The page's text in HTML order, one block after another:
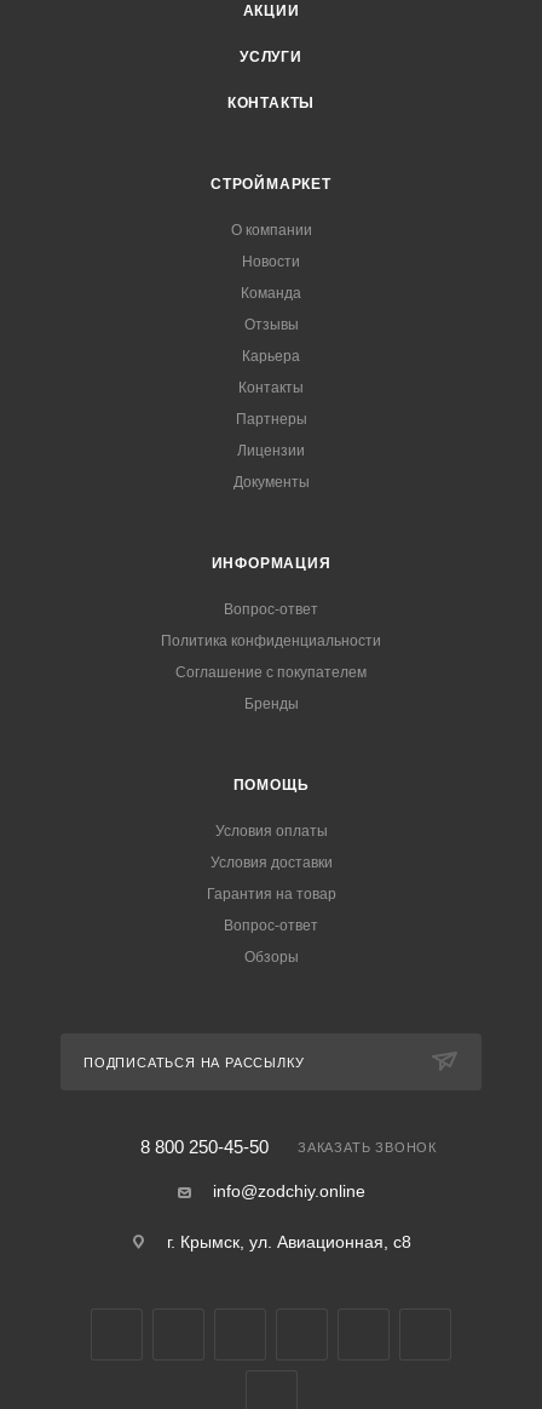
АКЦИИ
УСЛУГИ
КОНТАКТЫ
СТРОЙМАРКЕТ
О компании
Новости
Команда
Отзывы
Карьера
Контакты
Партнеры
Лицензии
Документы
ИНФОРМАЦИЯ
Вопрос-ответ
Политика конфиденциальности
Соглашение с покупателем
Бренды
ПОМОЩЬ
Условия оплаты
Условия доставки
Гарантия на товар
Вопрос-ответ
Обзоры
ПОДПИСАТЬСЯ НА РАССЫЛКУ
8 800 250-45-50 ЗАКАЗАТЬ ЗВОНОК
info@zodchiy.online
г. Крымск, ул. Авиационная, с8